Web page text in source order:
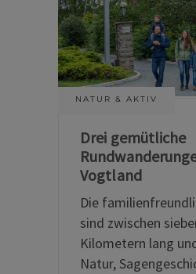
NATUR & AKTIV
Drei gemütliche
Vogtland
Die
sind zwischen
Kilometern lang
Natur,